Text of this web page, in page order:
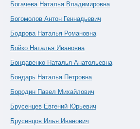
Богачева Наталья Владимировна
Богомолов Антон Геннадьевич
Бодрова Наталья Романовна
Бойко Наталья Ивановна
Бондаренко Наталья Анатольевна
Бондарь Наталья Петровна
Бородин Павел Михайлович
Брусенцев Евгений Юрьевич
Брусенцов Илья Иванович